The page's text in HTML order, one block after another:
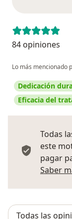
84 opiniones
Lo más mencionado
Dedicación
Eficacia del
Todas
este
pagar
Saber